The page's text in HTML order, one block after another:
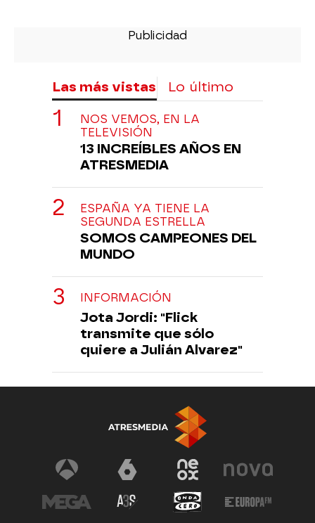
Las más vistas Lo último
NOS VEMOS, EN LA
TELEVISIÓN
13 INCREÍBLES AÑOS EN
ATRESMEDIA
ESPAÑA YA TIENE LA
SEGUNDA ESTRELLA
SOMOS CAMPEONES DEL
MUNDO
INFORMACIÓN
Jota Jordi: "Flick
transmite que sólo
quiere a Julián Alvarez"